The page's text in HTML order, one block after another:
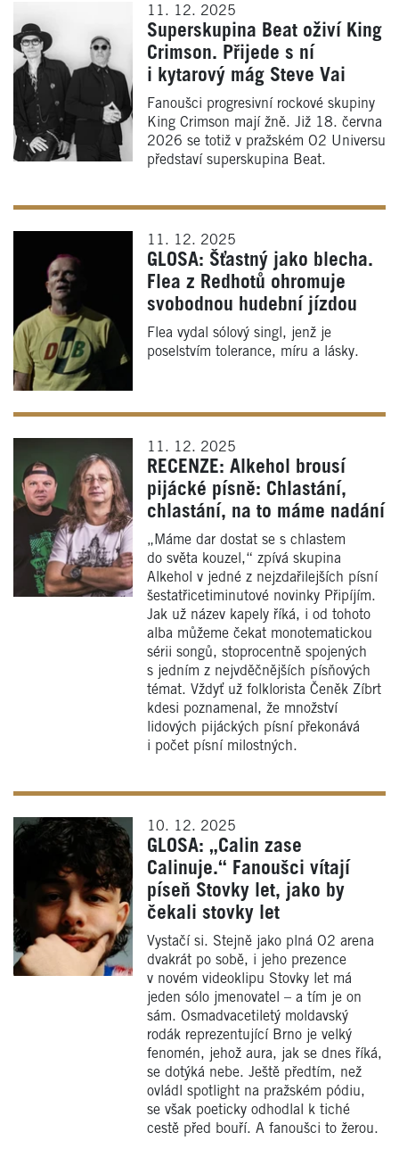
11. 12. 2025
Superskupina Beat oživí King
Crimson. Přijede s ní
i kytarový mág Steve Vai
Fanoušci progresivní rockové skupiny
King Crimson mají žně. Již 18. června
2026 se totiž v pražském O2 Universu
představí superskupina Beat.
11. 12. 2025
GLOSA: Šťastný jako blecha.
Flea z Redhotů ohromuje
svobodnou hudební jízdou
Flea vydal sólový singl, jenž je
poselstvím tolerance, míru a lásky.
11. 12. 2025
RECENZE: Alkehol brousí
pijácké písně: Chlastání,
chlastání, na to máme nadání
„Máme dar dostat se s chlastem
do světa kouzel,“ zpívá skupina
Alkehol v jedné z nejzdařilejších písní
šestatřicetiminutové novinky Připíjím.
Jak už název kapely říká, i od tohoto
alba můžeme čekat monotematickou
sérii songů, stoprocentně spojených
s jedním z nejvděčnějších písňových
témat. Vždyť už folklorista Čeněk Zíbrt
kdesi poznamenal, že množství
lidových pijáckých písní překonává
i počet písní milostných.
10. 12. 2025
GLOSA: „Calin zase
Calinuje.“ Fanoušci vítají
píseň Stovky let, jako by
čekali stovky let
Vystačí si. Stejně jako plná O2 arena
dvakrát po sobě, i jeho prezence
v novém videoklipu Stovky let má
jeden sólo jmenovatel – a tím je on
sám. Osmadvacetiletý moldavský
rodák reprezentující Brno je velký
fenomén, jehož aura, jak se dnes říká,
se dotýká nebe. Ještě předtím, než
ovládl spotlight na pražském pódiu,
se však poeticky odhodlal k tiché
cestě před bouří. A fanoušci to žerou.